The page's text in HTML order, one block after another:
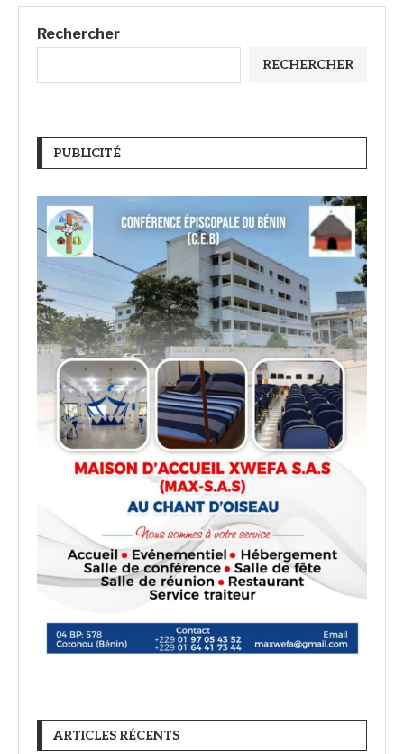
Rechercher
RECHERCHER
PUBLICITÉ
ARTICLES RÉCENTS